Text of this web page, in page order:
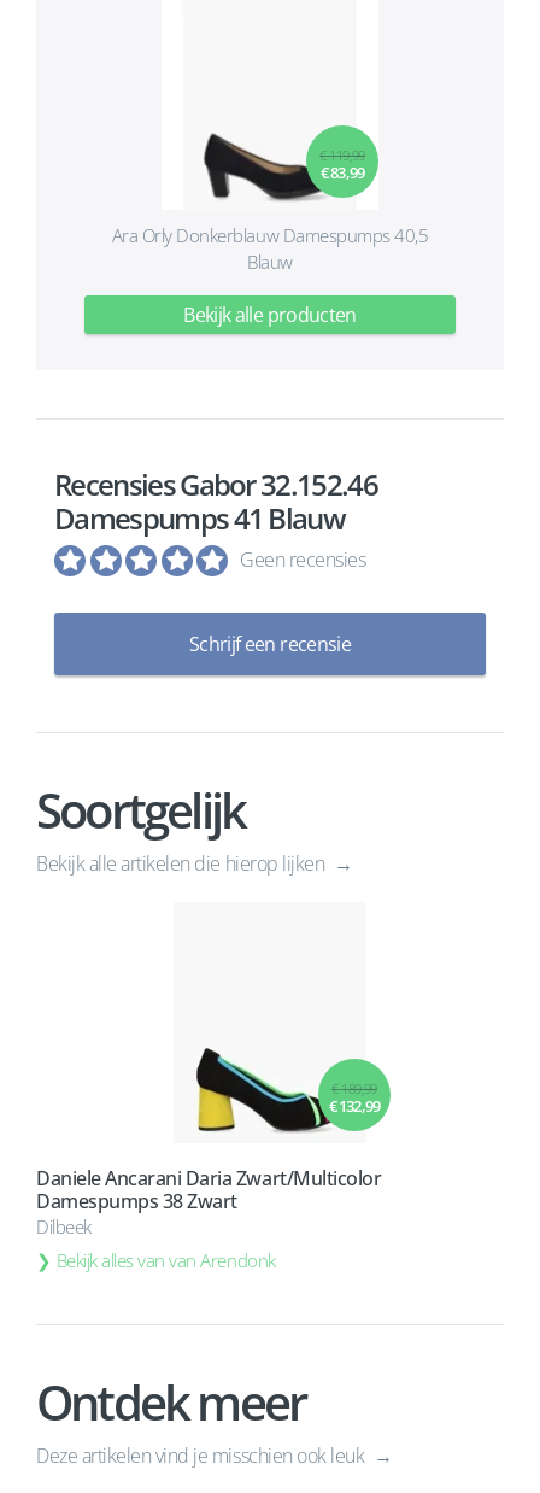
€ 119,99
€ 83,99
Ara Orly Donkerblauw Damespumps 40,5
Blauw
Bekijk alle producten
Recensies Gabor 32.152.46
Damespumps 41 Blauw
Geen recensies
Schrijf een recensie
Soortgelijk
Bekijk alle artikelen die hierop lijken
€ 189,99
€ 132,99
Daniele Ancarani Daria Zwart/Multicolor
Damespumps 38 Zwart
Dilbeek
Bekijk alles van van Arendonk
Ontdek meer
Deze artikelen vind je misschien ook leuk